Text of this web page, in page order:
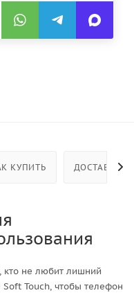
КУПИТЬ ДОСТАВКА
кто не любит лишний
Touch, чтобы телефон